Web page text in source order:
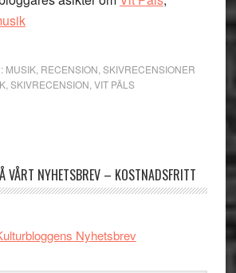
MUSIK, RECENSION SKIVRECENSIONER
, SKIVRECENSION VIT PÄLS
VÅRT NYHETSBREV – KOSTNADSFRITT
Nyhetsbrev